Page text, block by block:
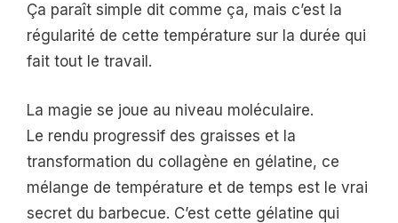
Ça paraît simple dit comme ça, mais c’est la
régularité de cette température sur la durée qui
fait tout le travail.
La magie se joue au niveau moléculaire.
Le rendu progressif des graisses et la
transformation du collagène en gélatine, ce
mélange de température et de temps est le vrai
secret du barbecue. C’est cette gélatine qui